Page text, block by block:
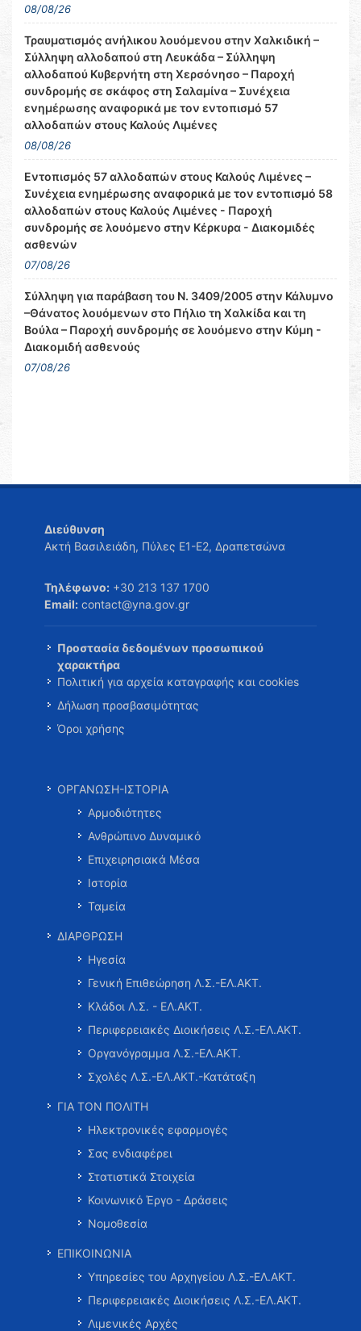
08/08/26
Τραυματισμός ανήλικου λουόμενου στην Χαλκιδική –
Σύλληψη αλλοδαπού στη Λευκάδα – Σύλληψη
αλλοδαπού Κυβερνήτη στη Χερσόνησο – Παροχή
συνδρομής σε σκάφος στη Σαλαμίνα – Συνέχεια
ενημέρωσης αναφορικά με τον εντοπισμό 57
αλλοδαπών στους Καλούς Λιμένες
08/08/26
Εντοπισμός 57 αλλοδαπών στους Καλούς Λιμένες –
Συνέχεια ενημέρωσης αναφορικά με τον εντοπισμό 58
αλλοδαπών στους Καλούς Λιμένες - Παροχή
συνδρομής σε λουόμενο στην Κέρκυρα - Διακομιδές
ασθενών
07/08/26
Σύλληψη για παράβαση του Ν. 3409/2005 στην Κάλυμνο
–Θάνατος λουόμενων στο Πήλιο τη Χαλκίδα και τη
Βούλα – Παροχή συνδρομής σε λουόμενο στην Κύμη -
Διακομιδή ασθενούς
07/08/26
Διεύθυνση
Ακτή Βασιλειάδη, Πύλες Ε1-Ε2, Δραπετσώνα
Τηλέφωνο: +30 213 137 1700
Email: contact@yna.gov.gr
Προστασία δεδομένων προσωπικού
χαρακτήρα
Πολιτική για αρχεία καταγραφής και cookies
Δήλωση προσβασιμότητας
Όροι χρήσης
ΟΡΓΑΝΩΣΗ-ΙΣΤΟΡΙΑ
Αρμοδιότητες
Ανθρώπινο Δυναμικό
Επιχειρησιακά Μέσα
Ιστορία
Ταμεία
ΔΙΑΡΘΡΩΣΗ
Ηγεσία
Γενική Επιθεώρηση Λ.Σ.-ΕΛ.ΑΚΤ.
Κλάδοι Λ.Σ. - ΕΛ.ΑΚΤ.
Περιφερειακές Διοικήσεις Λ.Σ.-ΕΛ.ΑΚΤ.
Οργανόγραμμα Λ.Σ.-ΕΛ.ΑΚΤ.
Σχολές Λ.Σ.-ΕΛ.ΑΚΤ.-Κατάταξη
ΓΙΑ ΤΟΝ ΠΟΛΙΤΗ
Ηλεκτρονικές εφαρμογές
Σας ενδιαφέρει
Στατιστικά Στοιχεία
Κοινωνικό Έργο - Δράσεις
Νομοθεσία
ΕΠΙΚΟΙΝΩΝΙΑ
Υπηρεσίες του Αρχηγείου Λ.Σ.-ΕΛ.ΑΚΤ.
Περιφερειακές Διοικήσεις Λ.Σ.-ΕΛ.ΑΚΤ.
Λιμενικές Αρχές